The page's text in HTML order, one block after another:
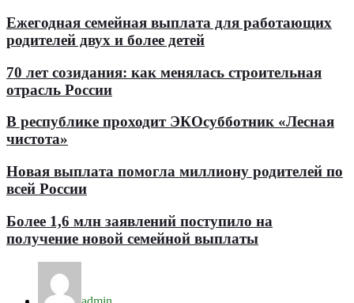
Ежегодная семейная выплата для работающих
родителей двух и более детей
70 лет созидания: как менялась строительная
отрасль России
В республике проходит ЭКОсубботник «Лесная
чистота»
Новая выплата помогла миллиону родителей по
всей России
Более 1,6 млн заявлений поступило на
получение новой семейной выплаты